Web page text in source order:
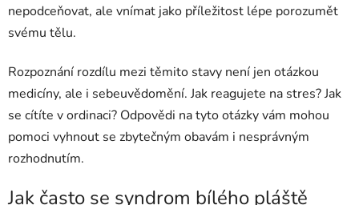
nepodceňovat, ale vnímat jako příležitost lépe porozumět
svému tělu.
Rozpoznání rozdílu mezi těmito stavy není jen otázkou
medicíny, ale i sebeuvědomění. Jak reagujete na stres? Jak
se cítíte v ordinaci? Odpovědi na tyto otázky vám mohou
pomoci vyhnout se zbytečným obavám i nesprávným
rozhodnutím.
Jak často se syndrom bílého pláště